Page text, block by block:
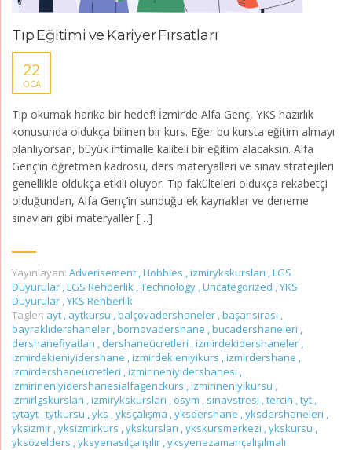
Tıp Eğitimi ve Kariyer Fırsatları
22
OCA
Tıp okumak harika bir hedef! İzmir’de Alfa Genç, YKS hazırlık
konusunda oldukça bilinen bir kurs. Eğer bu kursta eğitim almayı
planlıyorsan, büyük ihtimalle kaliteli bir eğitim alacaksın. Alfa
Genç’in öğretmen kadrosu, ders materyalleri ve sınav stratejileri
genellikle oldukça etkili oluyor. Tıp fakülteleri oldukça rekabetçi
olduğundan, Alfa Genç’in sunduğu ek kaynaklar ve deneme
sınavları gibi materyaller […]
Yayınlayan: Adverisement ,Hobbies ,izmirykskursları ,LGS
Duyurular ,LGS Rehberlik ,Technology ,Uncategorized ,YKS
Duyurular ,YKS Rehberlik
Tagler: ayt , aytkursu ,balçovadershaneler ,başarısırası ,
bayraklıdershaneler ,bornovadershane ,bucadershaneleri ,
dershanefiyatları , dershaneücretleri ,izmirdekidershaneler ,
izmirdekieniyidershane ,izmirdekieniyikurs ,izmirdershane ,
izmirdershaneücretleri ,izmirineniyidershanesi ,
izmirineniyidershanesialfagenckurs ,izmirineniyikursu ,
izmirlgskursları ,izmirykskursları , ösym , sınavstresi ,tercih ,tyt ,
tytayt ,tytkursu ,yks ,yksçalışma ,yksdershane ,yksdershaneleri ,
yksizmir ,yksizmirkurs ,ykskursları ,ykskursmerkezi ,ykskursu ,
yksözelders ,yksyenasılçalışılır ,yksyenezamançalışılmalı